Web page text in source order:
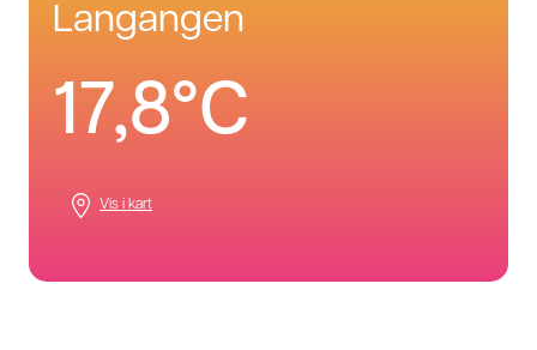
langangen
17,8°C
Vis i kart